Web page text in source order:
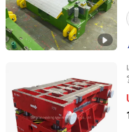
Qingdao Hailong
Shandong, China